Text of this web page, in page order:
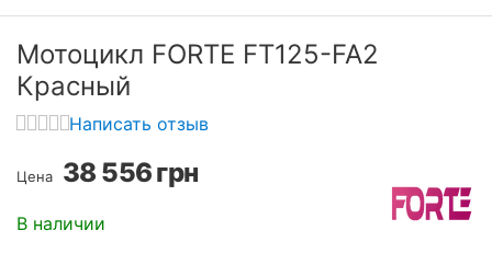
Мотоцикл FORTE FT125-FA2
Красный
Написать отзыв
Цена 38 556грн
В наличии